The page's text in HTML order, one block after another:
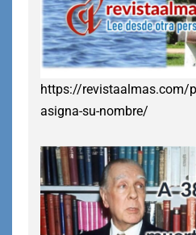
https://revistaalmas.com/
asigna-su-nombre/